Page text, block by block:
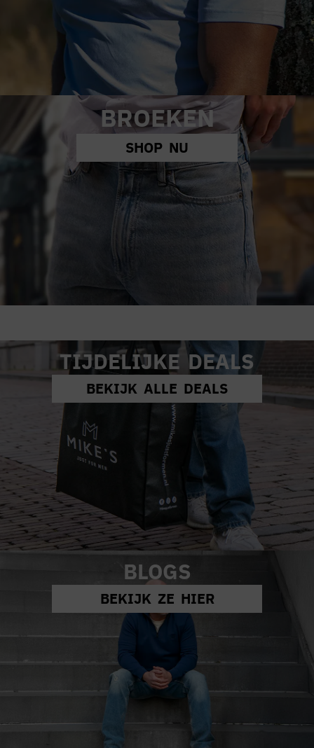
BROEKEN
SHOP NU
TIJDELIJKE DEALS
BEKIJK ALLE DEALS
BLOGS
BEKIJK ZE HIER